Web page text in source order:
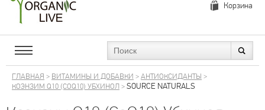
Корзина
ГЛАВНАЯ > ВИТАМИНЫ И ДОБАВКИ >АНТИОКСИДАНТЫ >
КОЭНЗИМ Q10 (COQ10) УБХИНОЛ>SOURCE NATURALS